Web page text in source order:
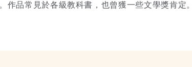
作品常見於各級教科書，也曾獲一些文學獎肯定。